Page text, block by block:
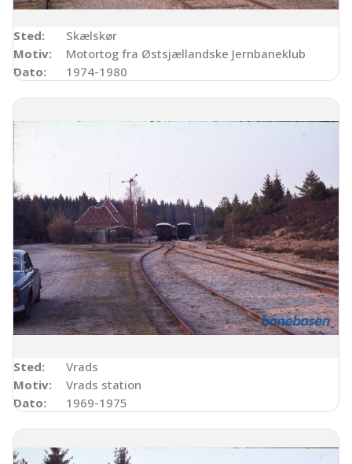
Sted:
Skælskør
Motiv:
Motortog fra Østsjællandske Jernbaneklub
Dato:
1974-1980
Sted:
Vrads
Motiv:
Vrads station
Dato:
1969-1975